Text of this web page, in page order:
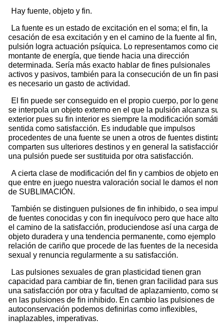
Hay fuente, objeto y fin.
La fuente es un estado de excitación en el soma; el fin, la
cesación de esa excitación y en el camino de la fuente al fin,
pulsión logra actuación psíquica. Lo representamos como
montante de energía, que tiende hacia una dirección
determinada. Sería más exacto hablar de fines pulsionales
activos y pasivos, también para la consecución de un fin
es necesario un gasto de actividad.
El fin puede ser conseguido en el propio cuerpo, por lo
se interpola un objeto externo en el que la pulsión alcanza
exterior pues su fin interior es siempre la modificación
sentida como satisfacción. Es indudable que impulsos
procedentes de una fuente se unen a otros de fuentes
comparten sus ulteriores destinos y en general la
una pulsión puede ser sustituida por otra satisfacción.
A cierta clase de modificación del fin y cambios de objeto
que entre en juego nuestra valoración social le damos el
de SUBLIMACIÓN.
También se distinguen pulsiones de fin inhibido, o sea
de fuentes conocidas y con fin inequívoco pero que hace
el camino de la satisfacción, produciendose así una carga de
objeto duradera y una tendencia permanente, como ejemplo
relación de cariño que procede de las fuentes de la
sexual y renuncia regularmente a su satisfacción.
Las pulsiones sexuales de gran plasticidad tienen gran
capacidad para cambiar de fin, tienen gran facilidad para
una satisfacción por otra y facultad de aplazamiento, como
en las pulsiones de fin inhibido. En cambio las pulsiones de
autoconservación podemos definirlas como inflexibles,
inaplazables, imperativas.